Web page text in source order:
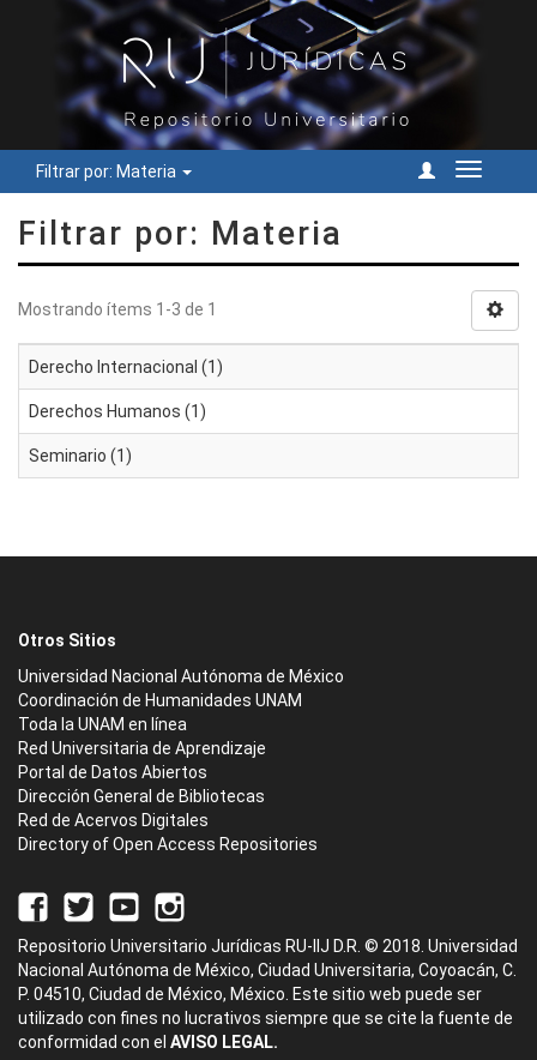
Filtrar por: Materia
Cambiar
Filtrar por: Materia
Mostrando ítems 1-3 de 1
Derecho Internacional (1)
Derechos Humanos (1)
Seminario (1)
Otros Sitios
Universidad Nacional Autónoma de México
Coordinación de Humanidades UNAM
Toda la UNAM en línea
Red Universitaria de Aprendizaje
Portal de Datos Abiertos
Dirección General de Bibliotecas
Red de Acervos Digitales
Directory of Open Access Repositories
Repositorio Universitario Jurídicas RU-IIJ D.R. © 2018. Universidad
Nacional Autónoma de México, Ciudad Universitaria, Coyoacán, C.
P. 04510, Ciudad de México, México. Este sitio web puede ser
utilizado con fines no lucrativos siempre que se cite la fuente de
conformidad con el AVISO LEGAL.